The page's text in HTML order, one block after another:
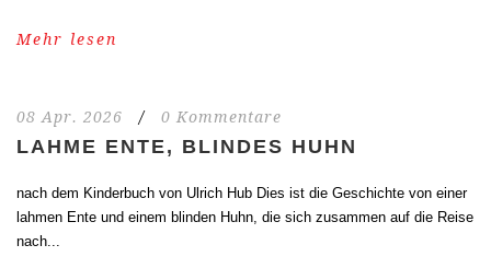
Mehr lesen
08 Apr. 2026 / 0 Kommentare
LAHME ENTE, BLINDES HUHN
nach dem Kinderbuch von Ulrich Hub Dies ist die Geschichte von einer
lahmen Ente und einem blinden Huhn, die sich zusammen auf die Reise
nach...